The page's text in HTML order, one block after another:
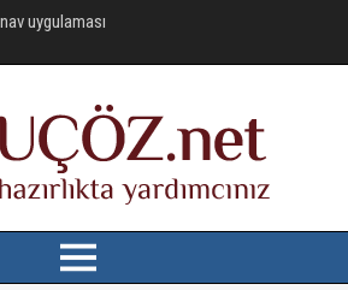
uygulaması